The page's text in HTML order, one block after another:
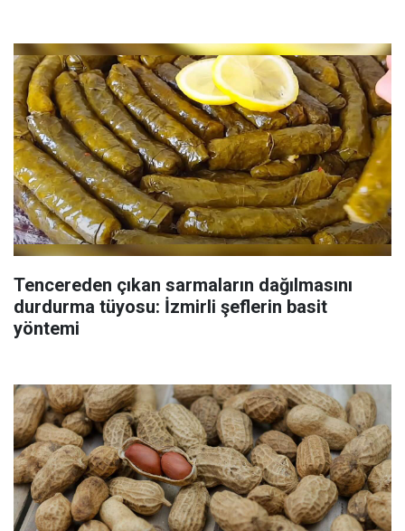
Tencereden çıkan sarmaların dağılmasını
durdurma tüyosu: İzmirli şeflerin basit
yöntemi